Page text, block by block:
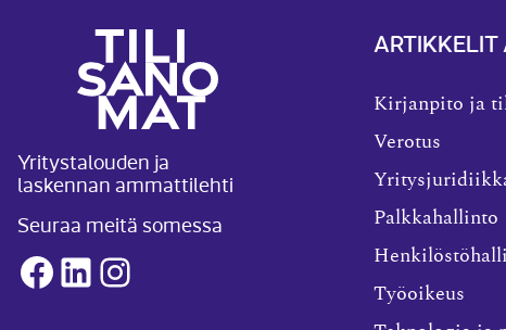
Yritystalouden ja
laskennan ammattilehti
Seuraa meitä somessa
Facebook
LinkedInInstagram
ARTIKKELIT
Kirjanpito ja
Verotus
Palkkahallinto
Työoikeus